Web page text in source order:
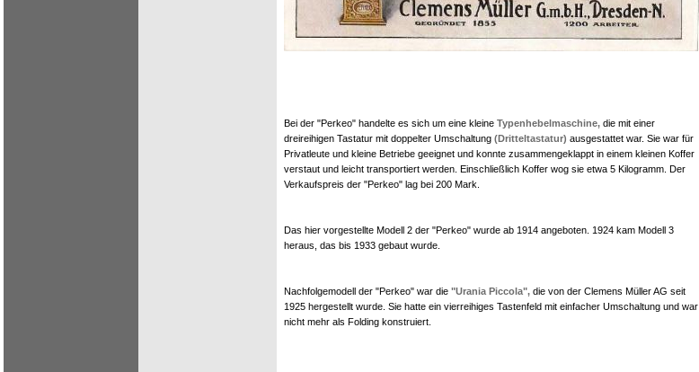
Bei der "Perkeo" handelte es sich um eine kleine Typenhebelmaschine, die mit einer
dreireihigen Tastatur mit doppelter Umschaltung (Dritteltastatur) ausgestattet war. Sie war für
Privatleute und kleine Betriebe geeignet und konnte zusammengeklappt in einem kleinen Koffer
verstaut und leicht transportiert werden. Einschließlich Koffer wog sie etwa 5 Kilogramm. Der
Verkaufspreis der "Perkeo" lag bei 200 Mark.
Das hier vorgestellte Modell 2 der "Perkeo" wurde ab 1914 angeboten. 1924 kam Modell 3
heraus, das bis 1933 gebaut wurde.
Nachfolgemodell der "Perkeo" war die "Urania Piccola", die von der Clemens Müller AG seit
1925 hergestellt wurde. Sie hatte ein vierreihiges Tastenfeld mit einfacher Umschaltung und war
nicht mehr als Folding konstruiert.